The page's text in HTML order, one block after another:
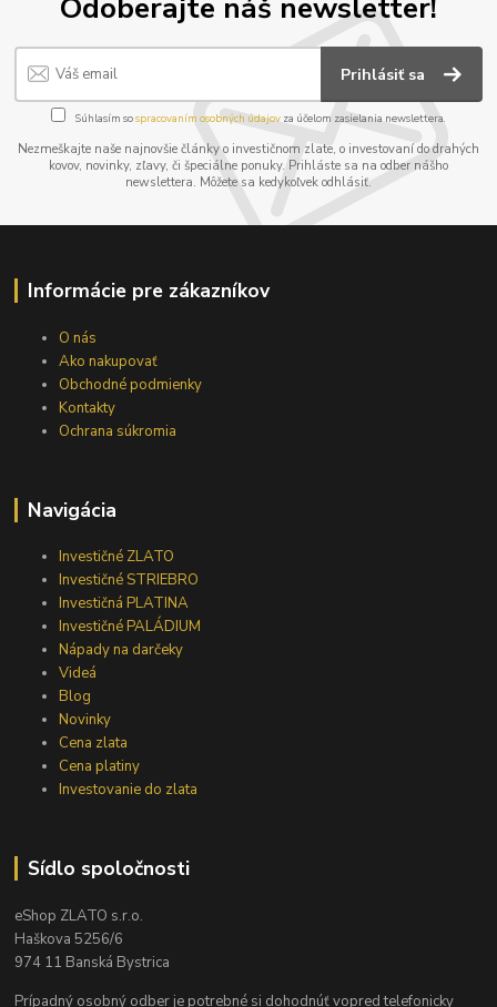
Prihlásiť sa
Súhlasím sospracovaním osobných údajov za účelom zasielania newslettera.
Nezmeškajte naše najnovšie články o investičnom zlate, o investovaní do drahých
kovov, novinky, zľavy, či špeciálne ponuky. Prihláste sa na odber nášho
newslettera. Môžete sa kedykoľvek odhlásiť.
Informácie pre zákazníkov
O nás
Ako nakupovať
Obchodné podmienky
Kontakty
Ochrana súkromia
Navigácia
Investičné ZLATO
Investičné STRIEBRO
Investičná PLATINA
Investičné PALÁDIUM
Nápady na darčeky
Videá
Blog
Novinky
Cena zlata
Cena platiny
Investovanie do zlata
Sídlo spoločnosti
eShop ZLATO s.r.o.
Haškova 5256/6
974 11 Banská Bystrica
Prípadný osobný odber je potrebné si dohodnúť vopred telefonicky